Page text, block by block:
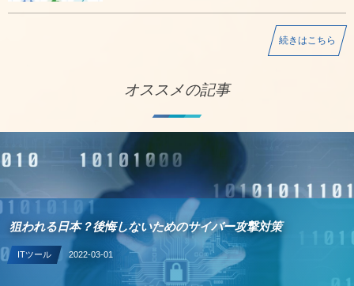
続きはこちら
オススメの記事
狙われる日本？後悔しないためのサイバー攻撃対策
ITツール 2022-03-01